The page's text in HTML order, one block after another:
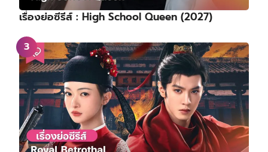
เรื่องย่อซีรีส์ : High School Queen (2027)